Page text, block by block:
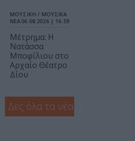
ΜΟΥΣΙΚΗ / ΜΟΥΣΙΚΑ
ΝΕΑ 06.08.2026 | 16.59
Μέτρημα: Η
Νατάσσα
Μποφίλιου στο
Αρχαίο Θέατρο
Δίου
Δες όλα τα νέα